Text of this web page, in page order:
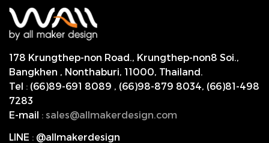
178 Krungthep-non Road., Krungthep-non8 Soi.,
Bangkhen , Nonthaburi, 11000, Thailand.
Tel : (66)89-691 8089 , (66)98-879 8034, (66)81-498
7283
E-mail : sales@allmakerdesign.com
LINE : @allmakerdesign